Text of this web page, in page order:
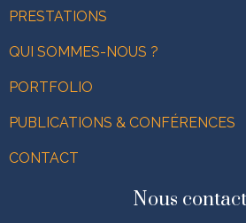
PRESTATIONS
QUI SOMMES-NOUS ?
PORTFOLIO
PUBLICATIONS & CONFÉRENCES
CONTACT
Nous